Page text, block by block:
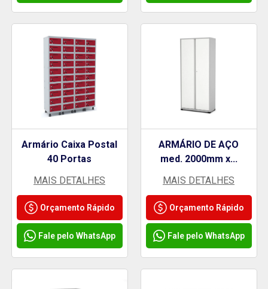
Armário Caixa Postal
40 Portas
MAIS DETALHES
Orçamento Rápido
Fale pelo WhatsApp
ARMÁRIO DE AÇO
med. 2000mm x...
MAIS DETALHES
Orçamento Rápido
Fale pelo WhatsApp